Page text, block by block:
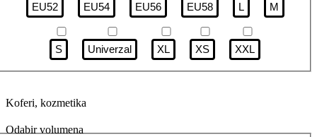
EU52 EU54 EU56 EU58 L M
S Univerzal XL XS XXL
Koferi, kozmetika
Odabir volumena